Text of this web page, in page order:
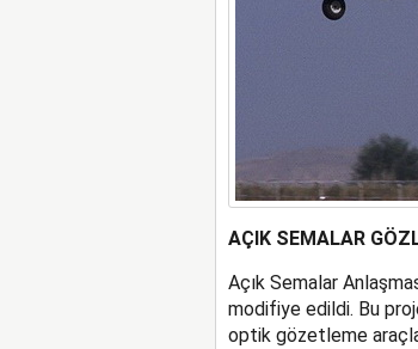
AÇIK SEMALAR
Açık Semalar
modifiye edildi. Bu
optik gözetleme